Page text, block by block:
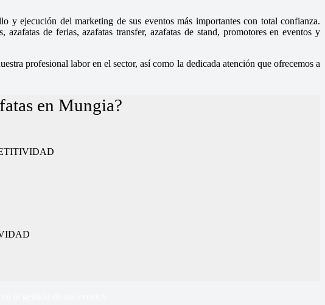
y ejecución del marketing de sus eventos más importantes con total confianza.
de ferias, azafatas transfer, azafatas de stand, promotores en eventos y
profesional labor en el sector, así como la dedicada atención que ofrecemos a
en Mungia?